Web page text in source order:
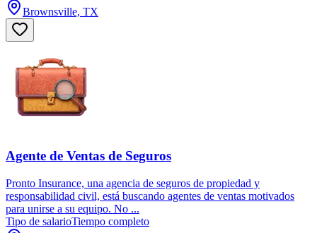
Brownsville, TX
Agente de Ventas de Seguros
Pronto Insurance, una agencia de seguros de propiedad y
responsabilidad civil, está buscando agentes de ventas motivados
para unirse a su equipo. No ...
Tipo de salarioTiempo completo